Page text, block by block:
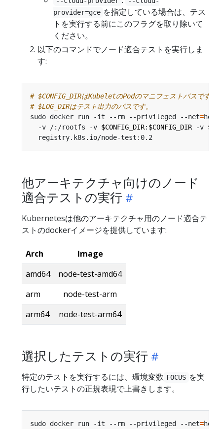
provider=gce を指定している場合は、テス
トを実行する前にこのフラグを取り除いて
ください。
以下のコマンドでノード適合テストを実行しま
す:
# $CONFIG_DIRはKubeletのPodのマニフェストパスです。
# $LOG_DIRはテスト出力のパスです。
sudo docker run -it --rm --privileged --net=
  -v /:/rootfs -v
$CONFIG_DIR: $CONFIG_DIR -v
他アーキテクチャ向けのノード
適合テストの実行
Kubernetesは他のアーキテクチャ用のノード適合テ
ストのdockerイメージを提供しています:
Arch
Image
amd64
node-test-amd64
arm
node-test-arm
arm64
node-test-arm64
選択したテストの実行
特定のテストを実行するには、環境変数 FOCUS を実
行したいテストの正規表現で上書きします。
sudo docker run -it --rm --privileged --net=